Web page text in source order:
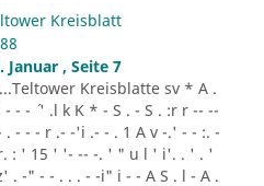
Kreisblatt
Januar , Seite 7
Kreisblatte sv * A .
- - ´ ' .l k K * - S . - S . :r r -- --
. - - - r .- -'i .- - . 1 A v -.' - - :. -
: ' 15 ' '- -- -. ' " u l ' i'. . ' . '
. -" - - . . . - -i" i - - A S . l - A .